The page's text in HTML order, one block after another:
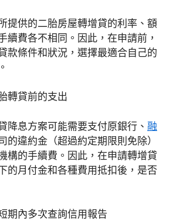
提供的二胎房屋轉增貸的利率、額
續費各不相同。因此，在申請前，
款條件和狀況，選擇最適合自己的
轉貸前的支出
降息方案可能需要支付原銀行、 融
的違約金（超過約定期限則免除）
構的手續費。因此，在申請轉增貸
的月付金和各種費用抵扣後，是否
期內多次查詢信用報告